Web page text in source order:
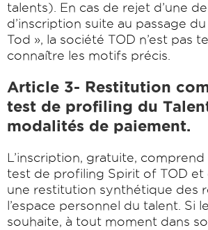
talents). En cas de rejet d’une
d’inscription suite au passage
Tod », la société TOD n’est pas
connaître les motifs précis.
Article 3- Restitution
test de profiling du
modalités de paiement.
L’inscription, gratuite, comprend
test de profiling Spirit of TOD et
une restitution synthétique des
l’espace personnel du talent. Si
souhaite, à tout moment dans